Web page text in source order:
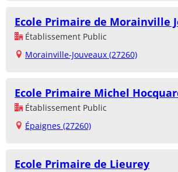
Ecole Primaire de Morainville
Établissement Public
Morainville-Jouveaux (27260)
Ecole Primaire Michel
Établissement Public
Épaignes (27260)
Ecole Primaire de Lieurey